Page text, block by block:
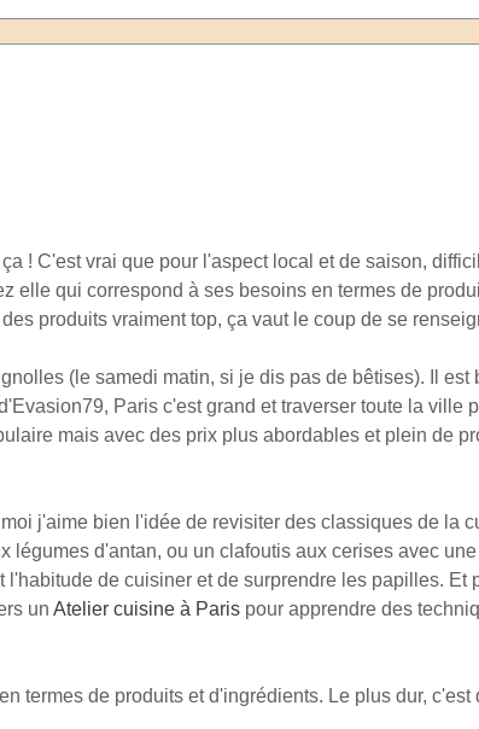
! C'est vrai que pour l'aspect local et de saison,
elle qui correspond à ses besoins en termes de
produits vraiment top, ça vaut le coup de se
(le samedi matin, si je dis pas de bêtises). Il est
Paris c'est grand et traverser toute la ville
mais avec des prix plus abordables et plein de
j'aime bien l'idée de revisiter des classiques de la
légumes d'antan, ou un clafoutis aux cerises avec
de cuisiner et de surprendre les papilles. Et
un Atelier cuisine à Paris pour apprendre des
termes de produits et d'ingrédients. Le plus dur, c'est